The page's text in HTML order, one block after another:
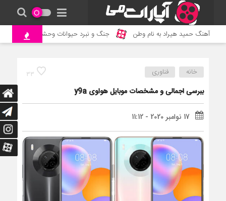
آهنگ حمید هیراد به نام وطن جنگ و نبرد حیوانات وحشی – مستند
33 خانه فناوری
ببرسی اجمالی و مشخصات موبایل هواوی y9a
17 نوامبر 2020 - 11:12